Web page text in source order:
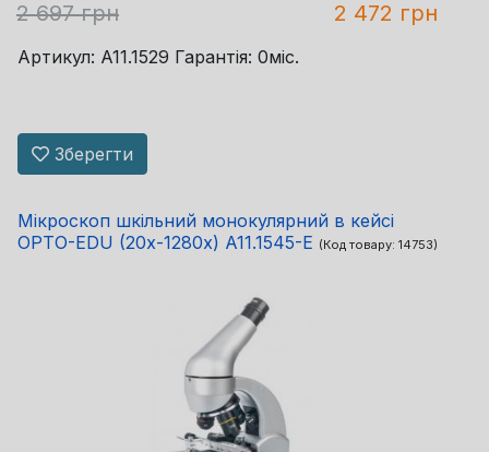
2 697 грн 2 472 грн
Артикул: A11.1529 Гарантія: 0міс.
Зберегти
Мікроскоп шкільний монокулярний в кейсі
OPTO-EDU (20x-1280x) A11.1545-E (Код товару: 14753)